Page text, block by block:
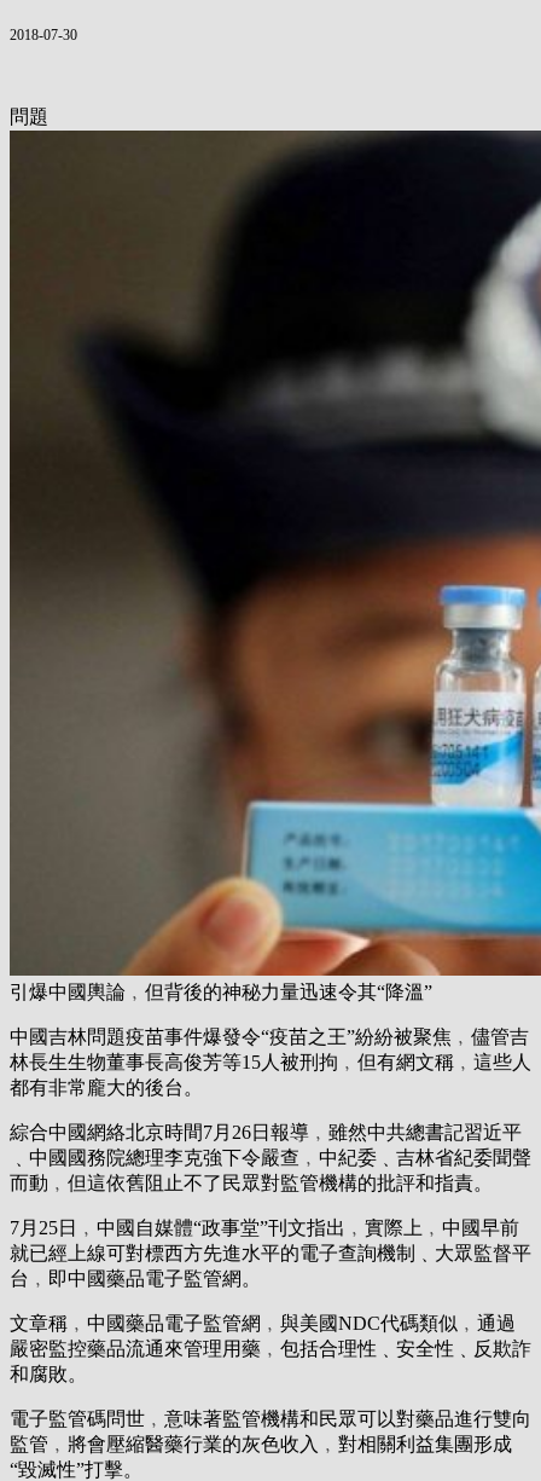
2018-07-30
問題
引爆中國輿論﹐但背後的神秘力量迅速令其“降溫”
中國吉林問題疫苗事件爆發令“疫苗之王”紛紛被聚焦﹐儘管吉
林長生生物董事長高俊芳等15人被刑拘﹐但有網文稱﹐這些人
都有非常龐大的後台。
綜合中國網絡北京時間7月26日報導﹐雖然中共總書記習近平
﹑中國國務院總理李克強下令嚴查﹐中紀委﹑吉林省紀委聞聲
而動﹐但這依舊阻止不了民眾對監管機構的批評和指責。
7月25日﹐中國自媒體“政事堂”刊文指出﹐實際上﹐中國早前
就已經上線可對標西方先進水平的電子查詢機制﹑大眾監督平
台﹐即中國藥品電子監管網。
文章稱﹐中國藥品電子監管網﹐與美國NDC代碼類似﹐通過
嚴密監控藥品流通來管理用藥﹐包括合理性﹑安全性﹑反欺詐
和腐敗。
電子監管碼問世﹐意味著監管機構和民眾可以對藥品進行雙向
監管﹐將會壓縮醫藥行業的灰色收入﹐對相關利益集團形成
“毀滅性”打擊。